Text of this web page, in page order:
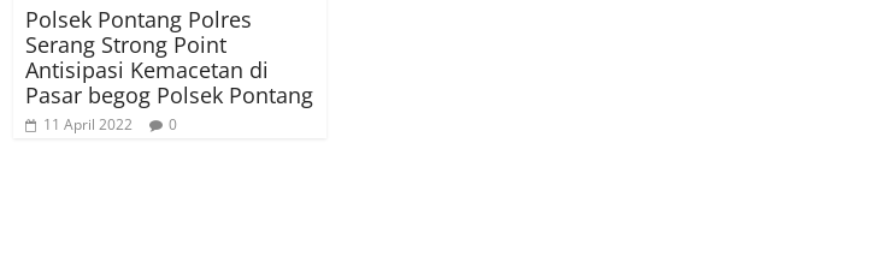
Polsek Pontang Polres
Serang Strong Point
Antisipasi Kemacetan di
Pasar begog Polsek Pontang
11 April 2022 0